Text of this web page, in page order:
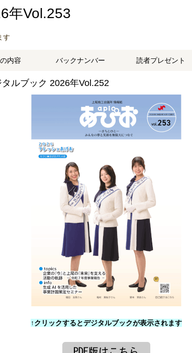
年Vol.253
す
内容 バックナンバー 読者プレゼント
タルブック 2026年Vol.252
↑クリックするとデジタルブックが表示されます